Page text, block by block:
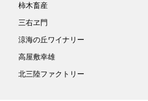
柿木畜産
三右ヱ門
涼海の丘ワイナリー
高屋敷幸雄
北三陸ファクトリー